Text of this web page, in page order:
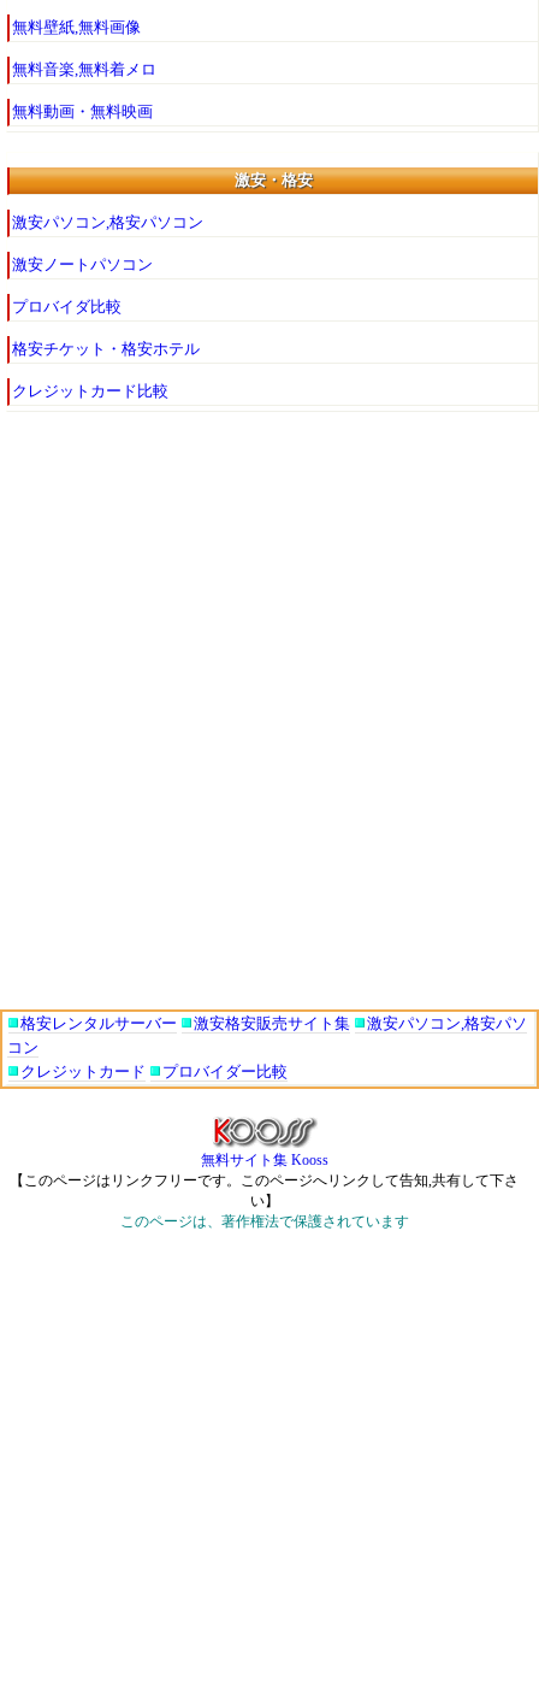
無料壁紙,無料画像
無料音楽,無料着メロ
無料動画・無料映画
激安・格安
激安パソコン,格安パソコン
激安ノートパソコン
プロバイダ比較
格安チケット・格安ホテル
クレジットカード比較
格安レンタルサーバー 激安格安販売サイト集
激安パソコン,格安パソ
コン
クレジットカード
プロバイダー比較
無料サイト集 Kooss
【このページはリンクフリーです。このページへリンクして告知,共有して下さ
い】
このページは、著作権法で保護されています